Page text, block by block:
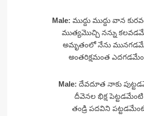
Male: ముద్దు ముద్దు వాన
ముత్యమొచ్చి నన్ను
అమృతంలో నేను
అంతరిక్షమంత
Male: దేవదూత నాకు
దీవెనల భిక్ష పెట్టడమేంటి
తండ్రి పదవిని